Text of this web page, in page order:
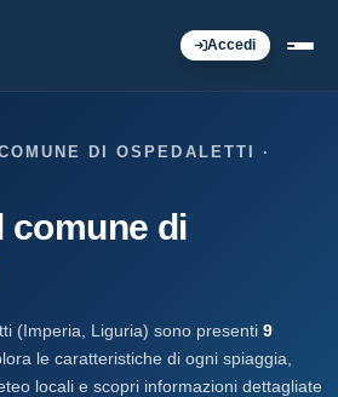
Accedi
DI OSPEDALETTI ·
comune di
(Imperia, Liguria) sono presenti 9
le caratteristiche di ogni spiaggia,
locali e scopri informazioni dettagliate